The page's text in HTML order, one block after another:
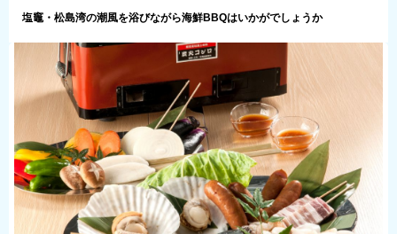
塩竈・松島湾の潮風を浴びながら海鮮BBQはいかがでしょうか